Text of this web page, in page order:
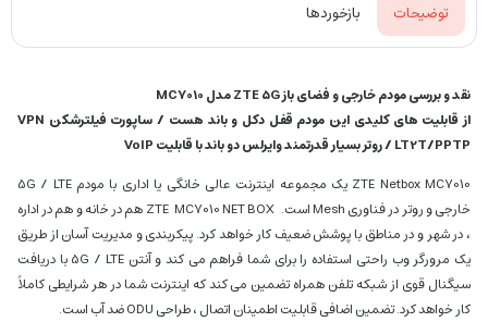
توضیحات بازخوردها
نقد و بررسی مودم خارجی و فضای باز ZTE 5G مدل MC7010
از قابلیت های کلیدی این مودم قفل دکل و باند هست / ساپورت فیلترشکن VPN
LT2T/PPTP / روتر بسیار قدرتمند وایرلس دو باند با قابلیت VoIP
ZTE Netbox MC7010 یک مجموعه اینترنت عالی خانگی یا اداری با مودم 5G / LTE
خارجی و روتر در فناوری Mesh است. ZTE MC7010 NET BOX هم در خانه و هم در اداره
، در شهر و در مناطق با پوشش ضعیف کار خواهد کرد. پیکربندی و مدیریت آسان از طریق
یک مرورگر وب راحتی استفاده را برای شما فراهم می کند و آنتن 5G / LTE با دریافت
سیگنال قوی از شبکه تلفن همراه تضمین می کند که اینترنت شما در هر شرایطی کاملاً
کار خواهد کرد. تضمین اضافی قابلیت اطمینان اتصال ، طراحی ODU ضد آب است.